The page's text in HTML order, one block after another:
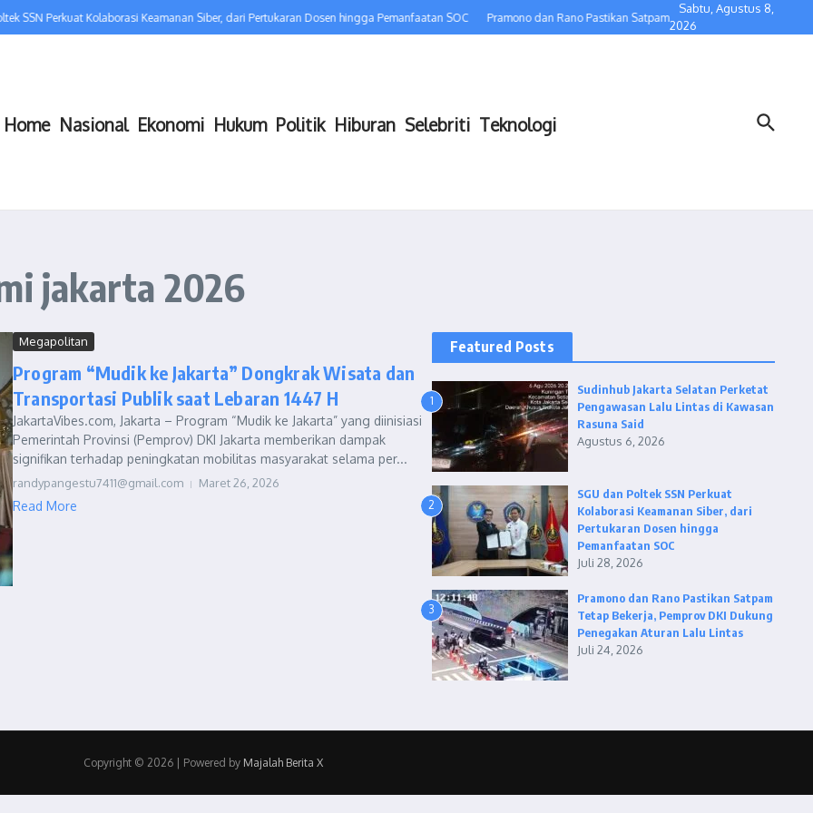
SSN Perkuat Kolaborasi Keamanan Siber, dari Pertukaran Dosen hingga Pemanfaatan SOC Pramono dan Rano Pastikan Satpam Tetap Bekerja, Pemprov DKI
Sabtu, Agustus 8,
2026
Home Nasional Ekonomi Hukum Politik Hiburan Selebriti Teknologi
jakarta 2026
Megapolitan
Program “Mudik ke Jakarta” Dongkrak Wisata dan
Transportasi Publik saat Lebaran 1447 H
JakartaVibes.com, Jakarta – Program “Mudik ke Jakarta” yang diinisiasi
Pemerintah Provinsi (Pemprov) DKI Jakarta memberikan dampak
signifikan terhadap peningkatan mobilitas masyarakat selama per...
randypangestu7411@gmail.com Maret 26, 2026
Read More
Featured Posts
1
Sudinhub Jakarta Selatan Perketat
Pengawasan Lalu Lintas di Kawasan
Rasuna Said
Agustus 6, 2026
2
SGU dan Poltek SSN Perkuat
Kolaborasi Keamanan Siber, dari
Pertukaran Dosen hingga
Pemanfaatan SOC
Juli 28, 2026
3
Pramono dan Rano Pastikan Satpam
Tetap Bekerja, Pemprov DKI Dukung
Penegakan Aturan Lalu Lintas
Juli 24, 2026
Copyright © 2026 | Powered by Majalah Berita X